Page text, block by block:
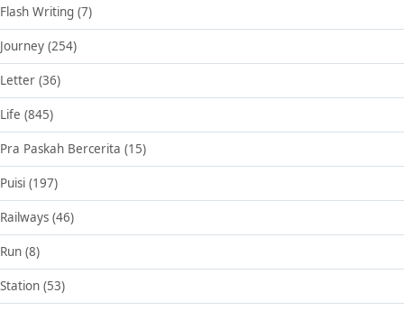
Flash Writing (7)
Journey (254)
Letter (36)
Life (845)
Pra Paskah Bercerita (15)
Puisi (197)
Railways (46)
Run (8)
Station (53)